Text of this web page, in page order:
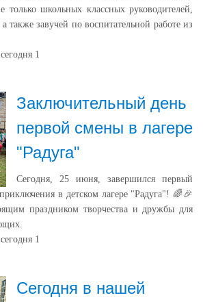
только школьных классных руководителей,
завучей по воспитательной работе из
1
Заключительный день
первой смены в лагере
"Радуга"
Сегодня, 25 июня, завершился первый
в детском лагере "Радуга"! 🌈🎉
праздником творчества и дружбы для
1
Сегодня в нашей